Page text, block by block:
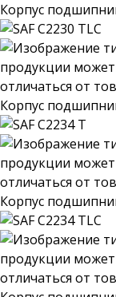
Корпус
Корпус
Корпус